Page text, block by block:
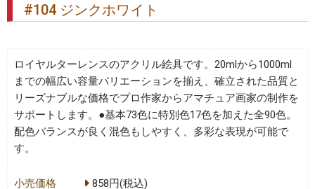
#104 ジンクホワイト
ロイヤルターレンスのアクリル絵具です。20mlから1000ml
までの幅広い容量バリエーションを揃え、確立された品質と
リーズナブルな価格でプロ作家からアマチュア画家の制作を
サポートします。●基本73色に特別色17色を加えた全90色。
配色バランスが良く混色もしやすく、多彩な表現が可能で
す。
小売価格 858円(税込)